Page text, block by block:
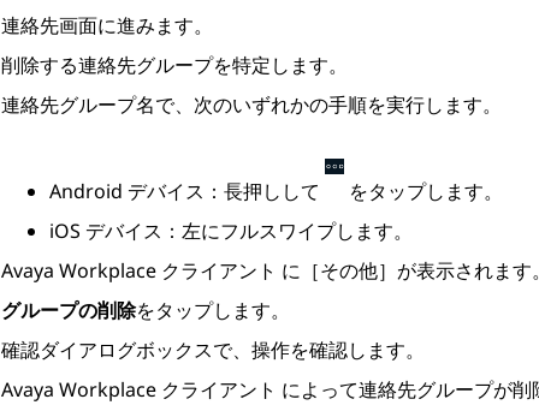
連絡先画面に進みます。
削除する連絡先グループを特定します。
連絡先グループ名で、次のいずれかの手順を実行します。
Android デバイス：長押しして
をタップします。
iOS デバイス：左にフルスワイプします。
Avaya Workplace クライアント に［その他］が表示されます。
グループの削除をタップします。
確認ダイアログボックスで、操作を確認します。
Avaya Workplace クライアント によって連絡先グループが削